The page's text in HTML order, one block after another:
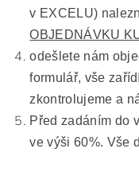
v EXCELU)
OBJEDNÁVKU
odešlete nám
formulář, vše
zkontrolujeme a
Před zadáním do
ve výši 60%. Vše